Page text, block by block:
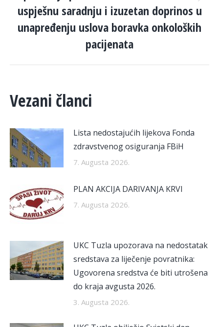
post:
uspješnu saradnju i izuzetan doprinos u
unapređenju uslova boravka onkoloških
pacijenata
Vezani članci
Lista nedostajućih lijekova Fonda
zdravstvenog osiguranja FBiH
7. Augusta 2026.
PLAN AKCIJA DARIVANJA KRVI
7. Augusta 2026.
UKC Tuzla upozorava na nedostatak
sredstava za liječenje povratnika:
Ugovorena sredstva će biti utrošena
do kraja avgusta 2026.
3. Augusta 2026.